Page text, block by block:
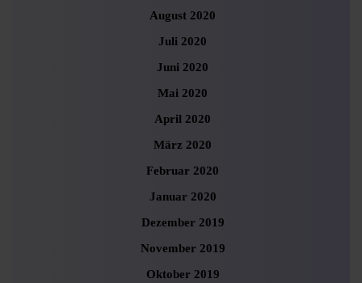
August 2020
Juli 2020
Juni 2020
Mai 2020
April 2020
März 2020
Februar 2020
Januar 2020
Dezember 2019
November 2019
Oktober 2019